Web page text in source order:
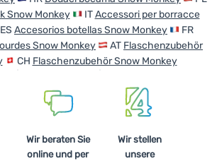
Snow Monkey
ITAccessori per borracce
ES Accesorios botellas Snow Monkey
FR
Snow Monkey
AT Flaschenzubehör
CH Flaschenzubehör Snow Monkey
Wir beraten Sie
online und per
Wir stellen
unsere